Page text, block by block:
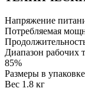
Напряжение
Потребляемая
Диапазон рабочих
85%
Размеры в
Вес 1.8 кг